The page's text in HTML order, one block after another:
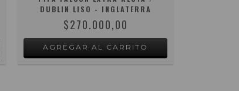
DUBLIN LISO - INGLATERRA
$270.000,00